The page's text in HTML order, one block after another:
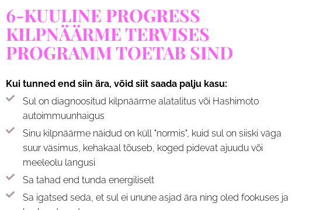
6-KUULINE PROGRESS
KILPNÄÄRME TERVISES
PROGRAMM TOETAB SIND
Kui tunned end siin ära, võid siit saada palju kasu:
Sul on diagnoositud kilpnäärme alatalitus või Hashimoto
autoimmuunhaigus
Sinu kilpnäärme näidud on küll "normis", kuid sul on siiski väga
suur väsimus, kehakaal tõuseb, koged pidevat ajuudu või
meeleolu langusi
Sa tahad end tunda energiliselt
Sa igatsed seda, et sul ei unune asjad ära ning oled fookuses ja